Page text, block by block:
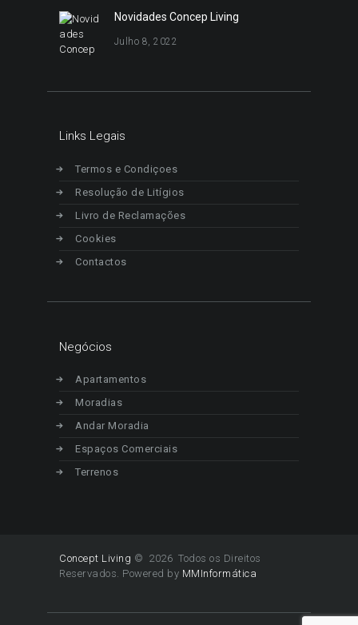
Novidades Concep Living
Julho 8, 2022
Links Legais
Termos e Condiçoes
Resolução de Litígios
Livro de Reclamações
Cookies
Contactos
Negócios
Apartamentos
Moradias
Andar Moradia
Espaços Comerciais
Terrenos
Concept Living © 2026 Todos os Direitos
Reservados. Powered by MMInformática